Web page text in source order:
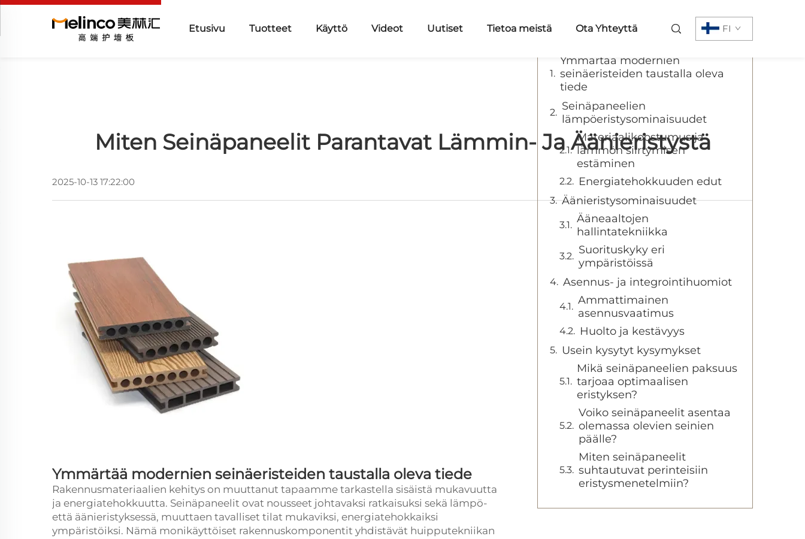
Etusivu Tuotteet Käyttö Videot Uutiset Tietoa meistä Ota Yhteyttä FI
Miten Seinäpaneelit Parantavat Lämmin- Ja Äänieristystä
2025-10-13 17:22:00
Ymmärtää modernien seinäeristeiden taustalla oleva tiede
Rakennusmateriaalien kehitys on muuttanut tapaamme tarkastella sisäistä mukavuutta
ja energiatehokkuutta. Seinäpaneelit ovat nousseet johtavaksi ratkaisuksi sekä lämpö-
että äänieristyksessä, muuttaen tavalliset tilat mukaviksi, energiatehokkaiksi
ympäristöiksi. Nämä monikäyttöiset rakennuskomponentit yhdistävät huipputekniikan
Sisällys
Ymmärtää modernien
seinäeristeiden taustalla oleva
tiede
Seinäpaneelien
lämpöeristysominaisuudet
Materiaalikoostumus ja
lämmön siirtymisen
estäminen
Energiatehokkuuden edut
Äänieristysominaisuudet
Ääneaaltojen
hallintatekniikka
Suorituskyky eri
ympäristöissä
Asennus- ja integrointihuomiot
Ammattimainen
asennusvaatimus
Huolto ja kestävyys
Usein kysytyt kysymykset
Mikä seinäpaneelien paksuus
tarjoaa optimaalisen
eristyksen?
Voiko seinäpaneelit asentaa
olemassa olevien seinien
päälle?
Miten seinäpaneelit
suhtautuvat perinteisiin
eristysmenetelmiin?